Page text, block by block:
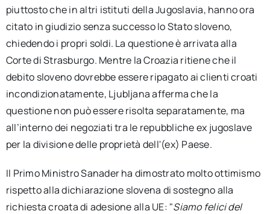
piuttosto che in altri istituti della Jugoslavia, hanno ora
citato in giudizio senza successo lo Stato sloveno,
chiedendo i propri soldi. La questione è arrivata alla
Corte di Strasburgo. Mentre la Croazia ritiene che il
debito sloveno dovrebbe essere ripagato ai clienti croati
incondizionatamente, Ljubljana afferma che la
questione non può essere risolta separatamente, ma
all’interno dei negoziati tra le repubbliche ex jugoslave
per la divisione delle proprietà dell'(ex) Paese.
Il Primo Ministro Sanader ha dimostrato molto ottimismo
rispetto alla dichiarazione slovena di sostegno alla
richiesta croata di adesione alla UE: "Siamo felici del